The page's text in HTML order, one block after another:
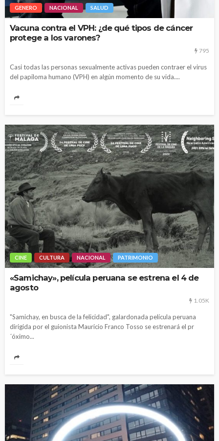
GENERO NACIONAL SALUD
Vacuna contra el VPH: ¿de qué tipos de cáncer
protege a los varones?
795
Casi todas las personas sexualmente activas pueden contraer el virus
del papiloma humano (VPH) en algún momento de su vida....
CINE CULTURA NACIONAL PATRIMONIO
«Samichay», película peruana se estrena el 4 de
agosto
1.05K
"Samichay, en busca de la felicidad", galardonada película peruana
dirigida por el guionista Mauricio Franco Tosso se estrenará el pr
´óximo...